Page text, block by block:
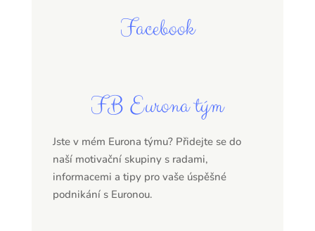
Facebook
FB Eurona tým
Jste v mém Eurona týmu? Přidejte se do
naší motivační skupiny s radami,
informacemi a tipy pro vaše úspěšné
podnikání s Euronou.